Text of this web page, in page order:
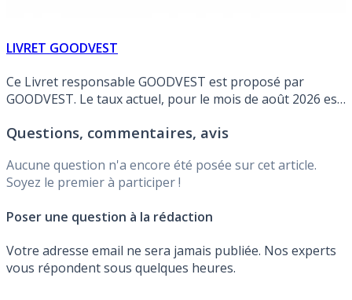
LIVRET GOODVEST
Ce Livret responsable GOODVEST est proposé par
GOODVEST. Le taux actuel, pour le mois de août 2026 est
Questions, commentaires, avis
Aucune question n'a encore été posée sur cet article.
Soyez le premier à participer !
Poser une question à la rédaction
Votre adresse email ne sera jamais publiée. Nos experts
vous répondent sous quelques heures.